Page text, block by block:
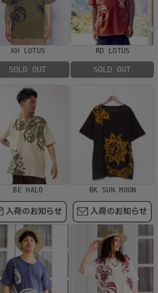
KH LOTUS
SOLD OUT
RD LOTUS
SOLD OUT
BE HALO BK SUN MOON